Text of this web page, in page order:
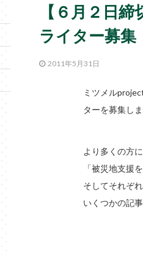
【６月２日
ライター募集
2011年5月31日
ミツメル
ターを募集しま
より多くの方
「被災地支援
そしてそれぞ
いくつかの記